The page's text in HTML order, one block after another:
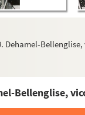
Dehamel-
Bellenglise,
lillois
Colpaert
Darcy